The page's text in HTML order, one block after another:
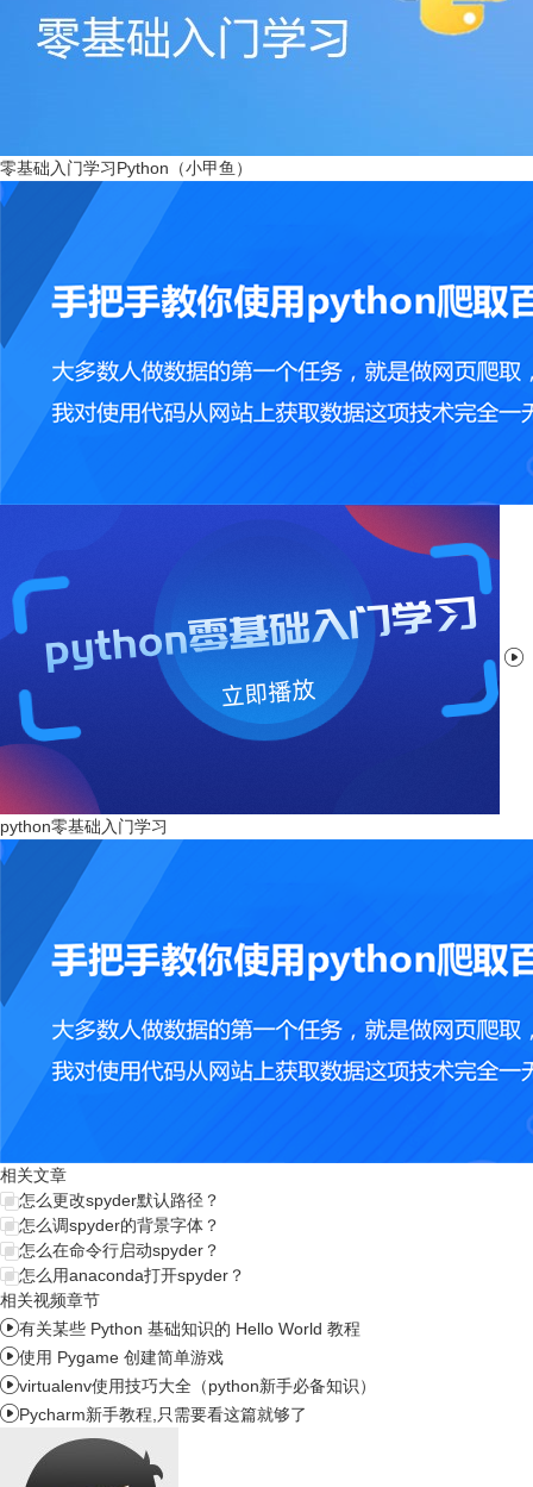
零基础入门学习Python（小甲鱼）

python零基础入门学习
相关文章
怎么更改spyder默认路径？
怎么调spyder的背景字体？
怎么在命令行启动spyder？
怎么用anaconda打开spyder？
相关视频章节
有关某些 Python 基础知识的 Hello World 教程
使用 Pygame 创建简单游戏
virtualenv使用技巧大全（python新手必备知识）
Pycharm新手教程,只需要看这篇就够了